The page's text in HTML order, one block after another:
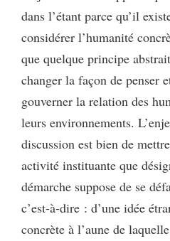
dans l’étant parce qu’il
considérer l’humanité
que quelque principe
changer la façon de penser
gouverner la relation des
leurs environnements.
discussion est bien de
activité instituante que
démarche suppose de se
c’est-à-dire : d’une idée
concrète à l’aune de